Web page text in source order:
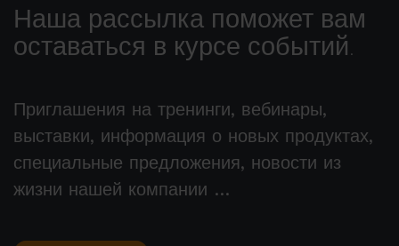
Наша рассылка поможет вам
оставаться в курсе событий.
Приглашения на тренинги, вебинары,
выставки, информация о новых продуктах,
специальные предложения, новости из
жизни нашей компании …